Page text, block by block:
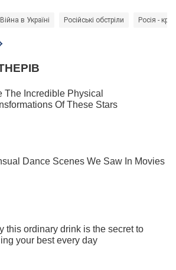
Війна в Україні Російські обстріли Росія -